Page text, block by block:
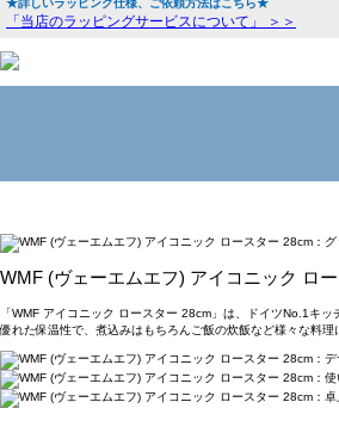
★詳しいラッピング仕様、ご依頼方法はこちら★
「当店のラッピングサービスについて」 ＞＞
WMF (ヴェーエムエフ) アイコニック ロ
「WMF アイコニック ロースター 28cm」は、ドイツNo.1キ
優れた保温性で、煮込みはもちろんご飯の炊飯など様々な料